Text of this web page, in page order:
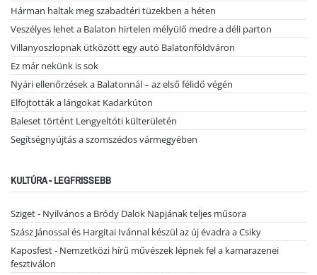
Hárman haltak meg szabadtéri tüzekben a héten
Veszélyes lehet a Balaton hirtelen mélyülő medre a déli parton
Villanyoszlopnak ütközött egy autó Balatonföldváron
Ez már nekünk is sok
Nyári ellenőrzések a Balatonnál – az első félidő végén
Elfojtották a lángokat Kadarkúton
Baleset történt Lengyeltóti külterületén
Segítségnyújtás a szomszédos vármegyében
KULTÚRA - LEGFRISSEBB
Sziget - Nyilvános a Bródy Dalok Napjának teljes műsora
Szász Jánossal és Hargitai Ivánnal készül az új évadra a Csiky
Kaposfest - Nemzetközi hírű művészek lépnek fel a kamarazenei
fesztiválon